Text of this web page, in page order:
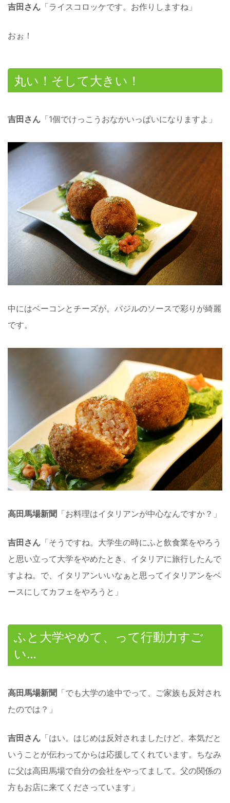
吉田さん 「ライスコロッケです。お作りしますね」
おぉ！
丸い！そして大きい！
吉田さん 「1個でけっこうおなかいっぱいになりますよ」
中にはベーコンとチーズが。バジルのソースで彩りが綺麗
です。
高田馬場新聞 「お料理はイタリアンが中心なんですか？」
吉田さん 「そうですね。大学生の時にふと飲食業をやろう
と思い立って大学をやめたとき、イタリアに旅行したんで
すよね。で、イタリアンいいなぁと思ってイタリアンをベ
ースにしてカフェをやろうと」
ふと大学やめて、って行動力すご
い…
高田馬場新聞 「でも大学の途中でって、ご家族も反対され
たのでは？」
吉田さん 「はい。はじめは反対されましたけど、本気だと
いうことが伝わってからは応援してくれています。ちなみ
に父は高田馬場で自分の会社をやってまして。父の関係の
方もお店に来てくださっています」